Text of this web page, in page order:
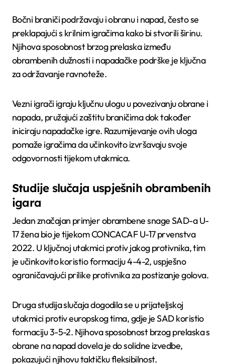
Bočni braniči podržavaju i obranu i napad, često se
preklapajući s krilnim igračima kako bi stvorili širinu.
Njihova sposobnost brzog prelaska između
obrambenih dužnosti i napadačke podrške je ključna
za održavanje ravnoteže.
Vezni igrači igraju ključnu ulogu u povezivanju obrane i
napada, pružajući zaštitu braničima dok također
iniciraju napadačke igre. Razumijevanje ovih uloga
pomaže igračima da učinkovito izvršavaju svoje
odgovornosti tijekom utakmica.
Studije slučaja uspješnih obrambenih
igara
Jedan značajan primjer obrambene snage SAD-a U-
17 žena bio je tijekom CONCACAF U-17 prvenstva
2022. U ključnoj utakmici protiv jakog protivnika, tim
je učinkovito koristio formaciju 4-4-2, uspješno
ograničavajući prilike protivnika za postizanje golova.
Druga studija slučaja dogodila se u prijateljskoj
utakmici protiv europskog tima, gdje je SAD koristio
formaciju 3-5-2. Njihova sposobnost brzog prelaska s
obrane na napad dovela je do solidne izvedbe,
pokazujući njihovu taktičku fleksibilnost.